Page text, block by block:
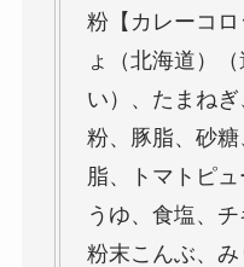
粉【カレーコ
ょ（北海道）
い）、たまね
粉、豚脂、砂
脂、トマトピ
うゆ、食塩、チ
粉末こんぶ、